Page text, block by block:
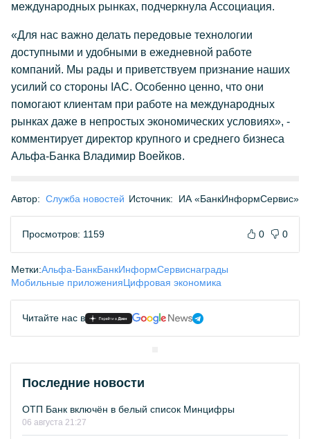
международных рынках, подчеркнула Ассоциация.
«Для нас важно делать передовые технологии
доступными и удобными в ежедневной работе
компаний. Мы рады и приветствуем признание наших
усилий со стороны IAC. Особенно ценно, что они
помогают клиентам при работе на международных
рынках даже в непростых экономических условиях», -
комментирует директор крупного и среднего бизнеса
Альфа-Банка Владимир Воейков.
Автор: Служба новостей Источник: ИА «БанкИнформСервис»
Просмотров: 1159 0 0
Метки:Альфа-БанкБанкИнформСервиснаграды
Мобильные приложенияЦифровая экономика
Читайте нас в
Последние новости
ОТП Банк включён в белый список Минцифры
06 августа 21:27